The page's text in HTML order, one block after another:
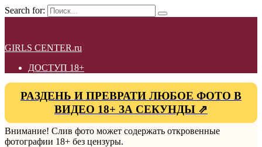
Search for:
GIRLS CENTER.ru
ДОСТУП 18+
РАЗДЕНЬ И ПРЕВРАТИ ЛЮБОЕ ФОТО В
ВИДЕО 18+ ЗА СЕКУНДЫ ⇗
Внимание! Слив фото может содержать откровенные
фотографии 18+ без цензуры.